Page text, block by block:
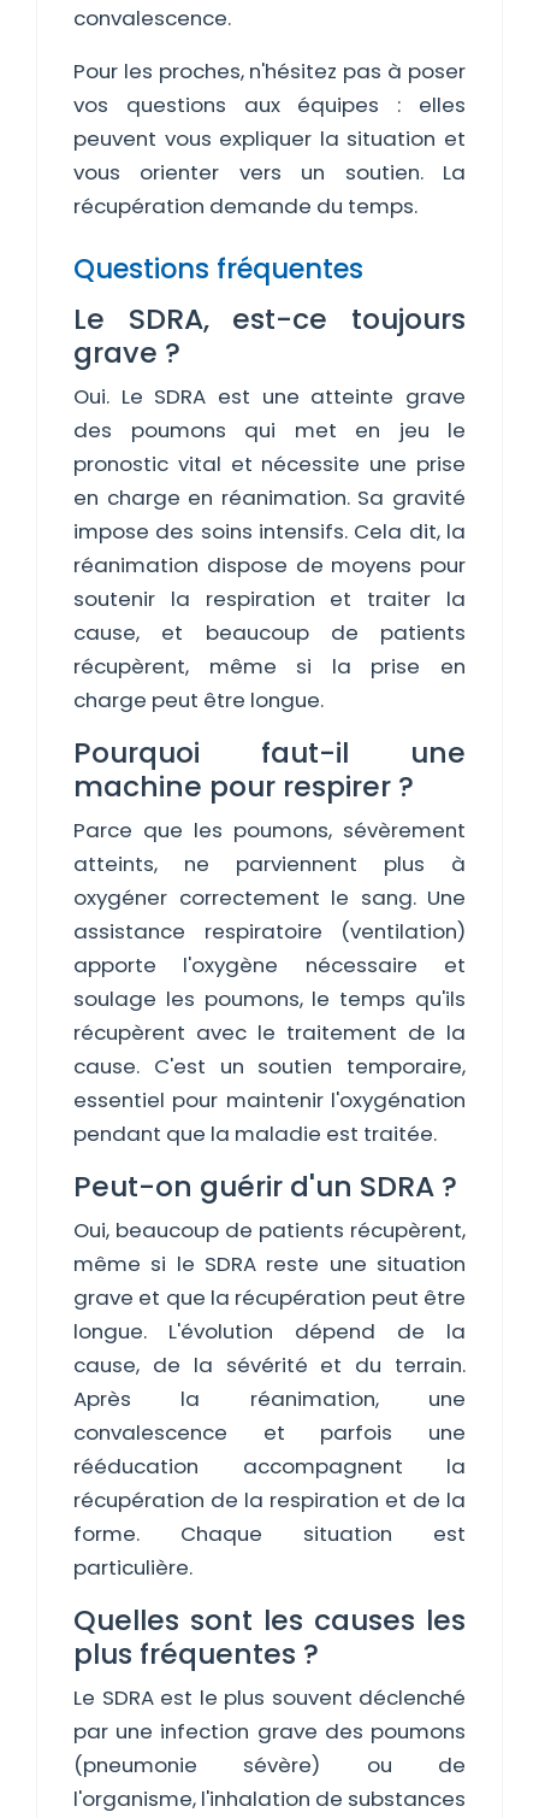
convalescence.
Pour les proches, n'hésitez pas à poser
vos questions aux équipes : elles
peuvent vous expliquer la situation et
vous orienter vers un soutien. La
récupération demande du temps.
Questions fréquentes
Le SDRA, est-ce toujours
grave ?
Oui. Le SDRA est une atteinte grave
des poumons qui met en jeu le
pronostic vital et nécessite une prise
en charge en réanimation. Sa gravité
impose des soins intensifs. Cela dit, la
réanimation dispose de moyens pour
soutenir la respiration et traiter la
cause, et beaucoup de patients
récupèrent, même si la prise en
charge peut être longue.
Pourquoi faut-il une
machine pour respirer ?
Parce que les poumons, sévèrement
atteints, ne parviennent plus à
oxygéner correctement le sang. Une
assistance respiratoire (ventilation)
apporte l'oxygène nécessaire et
soulage les poumons, le temps qu'ils
récupèrent avec le traitement de la
cause. C'est un soutien temporaire,
essentiel pour maintenir l'oxygénation
pendant que la maladie est traitée.
Peut-on guérir d'un SDRA ?
Oui, beaucoup de patients récupèrent,
même si le SDRA reste une situation
grave et que la récupération peut être
longue. L'évolution dépend de la
cause, de la sévérité et du terrain.
Après la réanimation, une
convalescence et parfois une
rééducation accompagnent la
récupération de la respiration et de la
forme. Chaque situation est
particulière.
Quelles sont les causes les
plus fréquentes ?
Le SDRA est le plus souvent déclenché
par une infection grave des poumons
(pneumonie sévère) ou de
l'organisme, l'inhalation de substances